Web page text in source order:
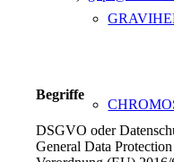
Begriffe
DSGVO oder
General Data